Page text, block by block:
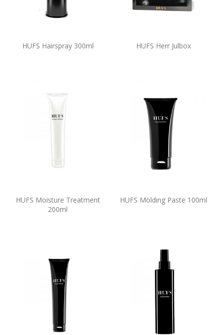
HUFS Hairspray 300ml HUFS Herr Julbox
HUFS Moisture Treatment
200ml
HUFS Molding Paste 100ml